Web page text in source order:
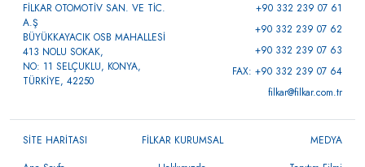
FİLKAR OTOMOTİV SAN. VE TİC.
A.Ş
BÜYÜKKAYACIK OSB MAHALLESİ
413 NOLU SOKAK,
NO: 11 SELÇUKLU, KONYA,
TÜRKİYE, 42250
+90 332 239 07 61
+90 332 239 07 62
+90 332 239 07 63
FAX: +90 332 239 07 64
filkar@filkar.com.tr
SİTE HARİTASI
FİLKAR KURUMSAL
MEDYA